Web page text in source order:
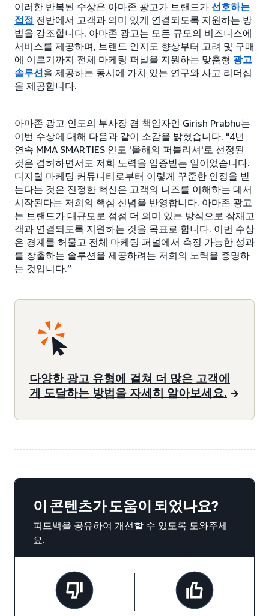
이러한 반복된 수상은 아마존 광고가 브랜드가 선호하는
접점 전반에서 고객과 의미 있게 연결되도록 지원하는 방
법을 강조합니다. 아마존 광고는 모든 규모의 비즈니스에
서비스를 제공하며, 브랜드 인지도 향상부터 고려 및 구매
에 이르기까지 전체 마케팅 퍼널을 지원하는 맞춤형 광고
솔루션을 제공하는 동시에 가치 있는 연구와 사고 리더십
을 제공합니다.
아마존 광고 인도의 부사장 겸 책임자인 Girish Prabhu는
이번 수상에 대해 다음과 같이 소감을 밝혔습니다. "4년
연속 MMA SMARTIES 인도 '올해의 퍼블리셔'로 선정된
것은 겸허하면서도 저희 노력을 입증받는 일이었습니다.
디지털 마케팅 커뮤니티로부터 이렇게 꾸준한 인정을 받
는다는 것은 진정한 혁신은 고객의 니즈를 이해하는 데서
시작된다는 저희의 핵심 신념을 반영합니다. 아마존 광고
는 브랜드가 대규모로 점점 더 의미 있는 방식으로 잠재고
객과 연결되도록 지원하는 것을 목표로 합니다. 이번 수상
은 경계를 허물고 전체 마케팅 퍼널에서 측정 가능한 성과
를 창출하는 솔루션을 제공하려는 저희의 노력을 증명하
는 것입니다.”
다양한 광고 유형에 걸쳐 더 많은 고객에
게 도달하는 방법을 자세히 알아보세요.
이 콘텐츠가 도움이 되었나요?
피드백을 공유하여 개선할 수 있도록 도와주세
요.